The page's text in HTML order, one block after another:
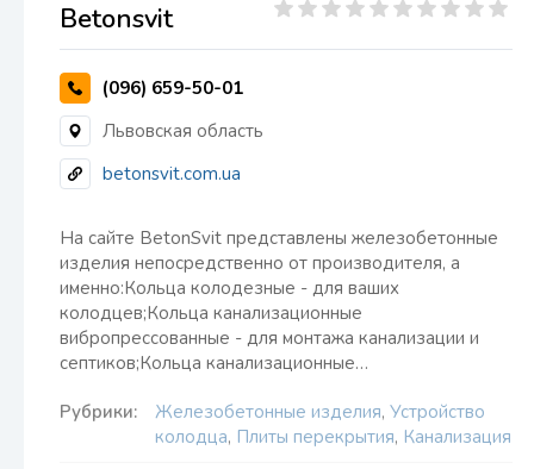
Betonsvit
(096) 659-50-01
Львовская область
betonsvit.com.ua
На сайте BetonSvit представлены железобетонные
изделия непосредственно от производителя, а
именно:Кольца колодезные - для ваших
колодцев;Кольца канализационные
вибропрессованные - для монтажа канализации и
септиков;Кольца канализационные…
Рубрики: Железобетонные изделия, Устройство
колодца, Плиты перекрытия, Канализация